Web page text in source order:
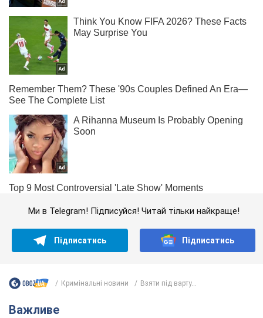
Ми в Telegram! Підписуйся! Читай тільки найкраще!
Підписатись Підписатись
Кримінальні новини Взяти під варту...
Важливе